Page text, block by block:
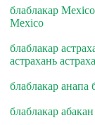
блаблакар
Mexico
блаблакар
астрахань
блаблакар анапа
блаблакар